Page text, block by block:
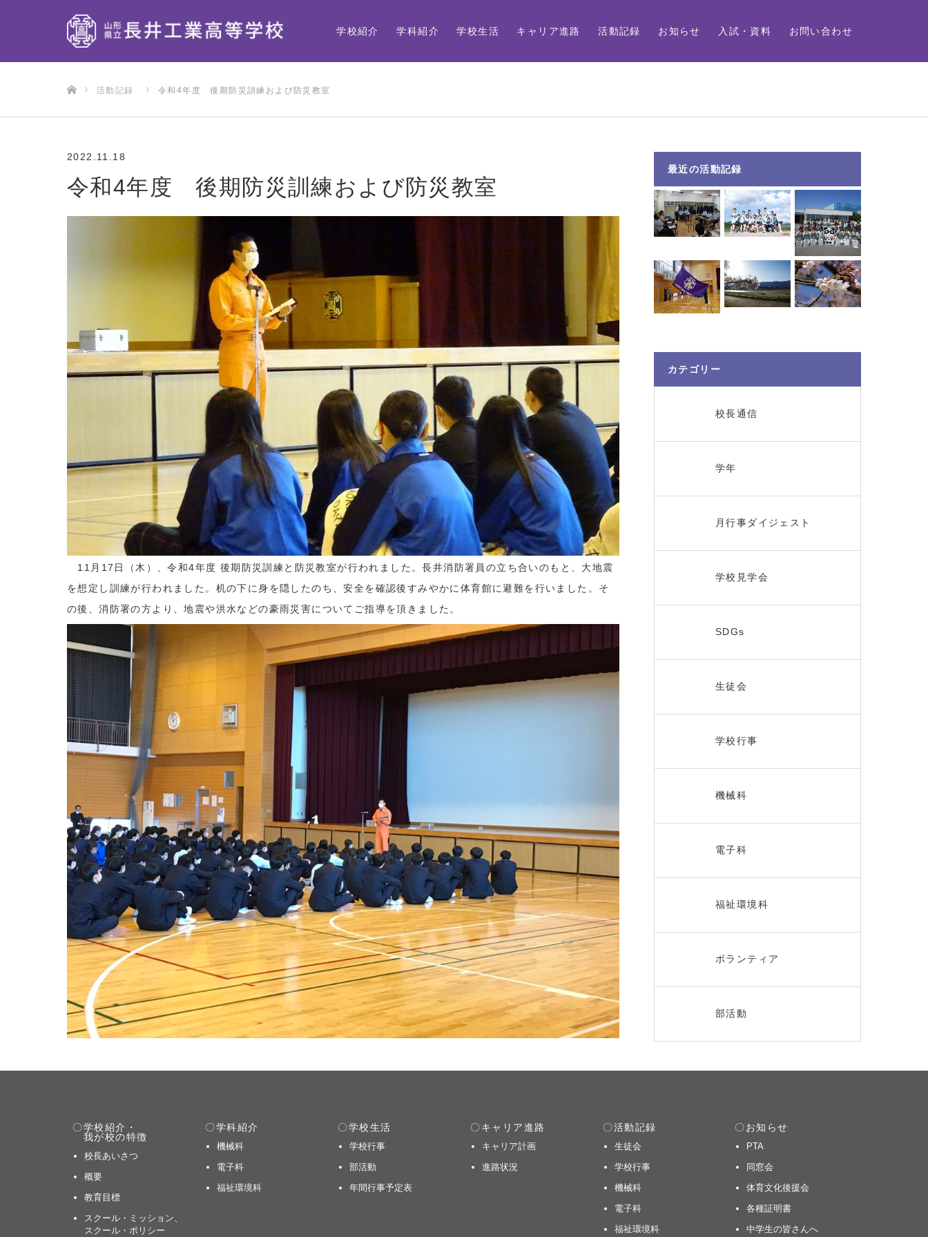
学校紹介 学科紹介 学校生活 キャリア進路 活動記録 お知らせ 入試・資料 お問い合わせ
活動記録 令和4年度 後期防災訓練および防災教室
2022.11.18
令和4年度 後期防災訓練および防災教室
11月17日（木）、令和4年度 後期防災訓練と防災教室が行われました。長井消防署員の立ち合いのもと、大地震
を想定し訓練が行われました。机の下に身を隠したのち、安全を確認後すみやかに体育館に避難を行いました。そ
の後、消防署の方より、地震や洪水などの豪雨災害についてご指導を頂きました。
最近の活動記録
カテゴリー
校長通信
学年
月行事ダイジェスト
学校見学会
SDGs
生徒会
学校行事
機械科
電子科
福祉環境科
ボランティア
部活動
学校紹介・
我が校の特徴
校長あいさつ
概要
教育目標
スクール・ミッション、
スクール・ポリシー
学科紹介
機械科
電子科
福祉環境科
学校生活
学校行事
部活動
年間行事予定表
キャリア進路
キャリア計画
進路状況
活動記録
生徒会
学校行事
機械科
電子科
福祉環境科
お知らせ
PTA
同窓会
体育文化後援会
各種証明書
中学生の皆さんへ